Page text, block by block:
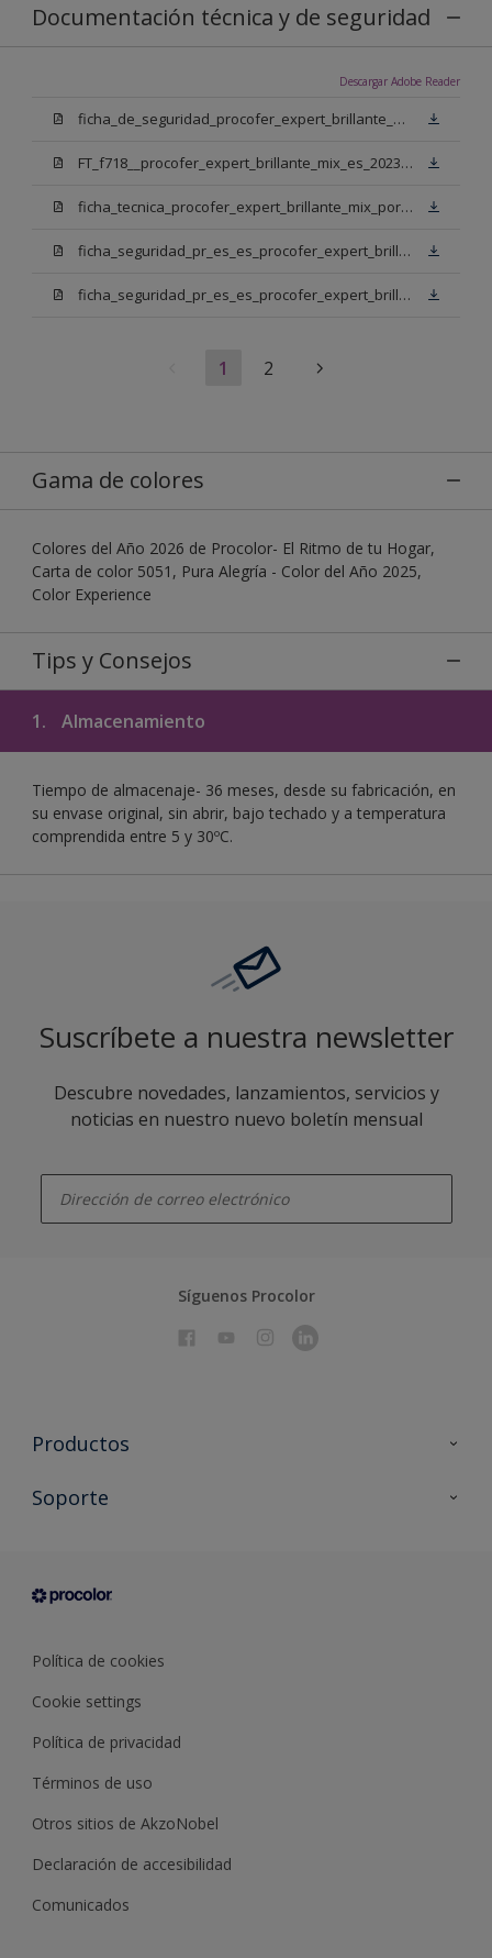
Documentación técnica y de seguridad
Descargar Adobe Reader
ficha_de_seguridad_procofer_expert_brillante_mix_portugues.pdf
FT_f718__procofer_expert_brillante_mix_es_2023.pdf
ficha_tecnica_procofer_expert_brillante_mix_portugues.pdf
ficha_seguridad_pr_es_es_procofer_expert_brillante_mix_bn.pdf
ficha_seguridad_pr_es_es_procofer_expert_brillante_mix_bb.pdf
1 2
Gama de colores
Colores del Año 2026 de Procolor- El Ritmo de tu Hogar,
Carta de color 5051, Pura Alegría - Color del Año 2025,
Color Experience
Tips y Consejos
1. Almacenamiento
Tiempo de almacenaje- 36 meses, desde su fabricación, en
su envase original, sin abrir, bajo techado y a temperatura
comprendida entre 5 y 30ºC.
Suscríbete a nuestra newsletter
Descubre novedades, lanzamientos, servicios y
noticias en nuestro nuevo boletín mensual
Síguenos Procolor
Productos
Todos los productos
Condiciones generales de venta
Soporte
Sobre Procolor
Política de cookies
Cookie settings
Política de privacidad
Términos de uso
Otros sitios de AkzoNobel
Declaración de accesibilidad
Comunicados